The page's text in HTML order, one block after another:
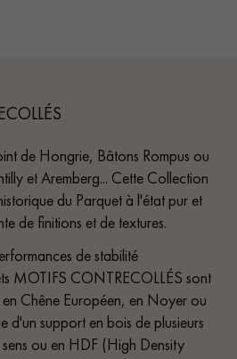
de Hongrie, Bâtons Rompus ou
et Aremberg... Cette Collection
du Parquet à l'état pur et
de finitions et de textures.
de stabilité
MOTIFS CONTRECOLLÉS sont
Chêne Européen, en Noyer ou
d'un support en bois de plusieurs
ou en HDF (High Density